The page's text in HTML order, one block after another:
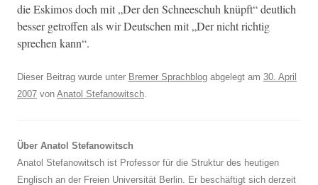
die Eski­mos doch mit „Der den Schneeschuh knüpft“ deut­lich
bess­er getrof­fen als wir Deutschen mit „Der nicht richtig
sprechen kann“.
Dieser Beitrag wurde unter Bremer Sprachblog abgelegt am 30. April
2007 von Anatol Stefanowitsch
Über Anatol Stefanowitsch
Anatol Stefanowitsch ist Professor für die Struktur des heutigen
Englisch an der Freien Universität Berlin. Er beschäftigt sich derzeit